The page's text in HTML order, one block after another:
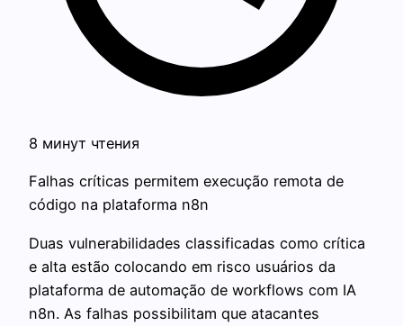
8 минут чтения
Falhas críticas permitem execução remota de
código na plataforma n8n
Duas vulnerabilidades classificadas como crítica
e alta estão colocando em risco usuários da
plataforma de automação de workflows com IA
n8n. As falhas possibilitam que atacantes